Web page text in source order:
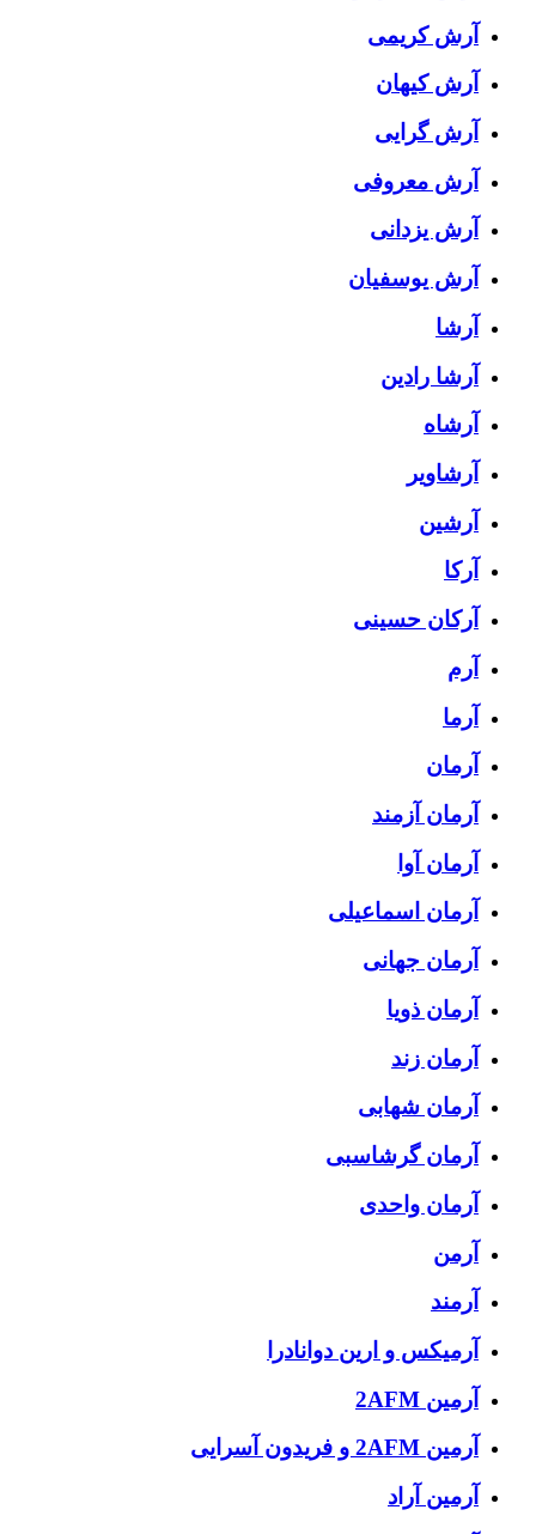
آرش کریمی
آرش کیهان
آرش گرایی
آرش معروفی
آرش یزدانی
آرش یوسفیان
آرشا
آرشا رادین
آرشاه
آرشاویر
آرشین
آرکا
آرکان حسینی
آرم
آرما
آرمان
آرمان آزمند
آرمان آوا
آرمان اسماعیلی
آرمان جهانی
آرمان ذویا
آرمان زند
آرمان شهابی
آرمان گرشاسبی
آرمان واحدی
آرمن
آرمند
آرمیکس و ارین دوانادرا
آرمین 2AFM
آرمین 2AFM و فریدون آسرایی
آرمین آراد